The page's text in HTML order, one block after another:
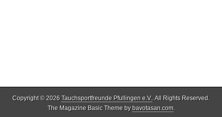
Copyright © 2026 Tauchsportfreunde Pfullingen e.V.. All Rights Reserved.
The Magazine Basic Theme bybavotasan.com.